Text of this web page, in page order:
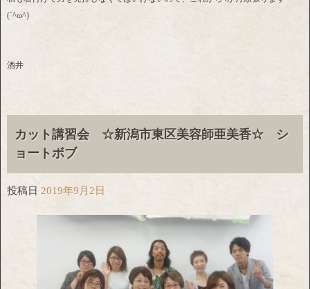
(´^ω^)
酒井
カット講習会 ☆新潟市東区美容師亜美香☆ シ
ョートボブ
投稿日 2019年9月2日